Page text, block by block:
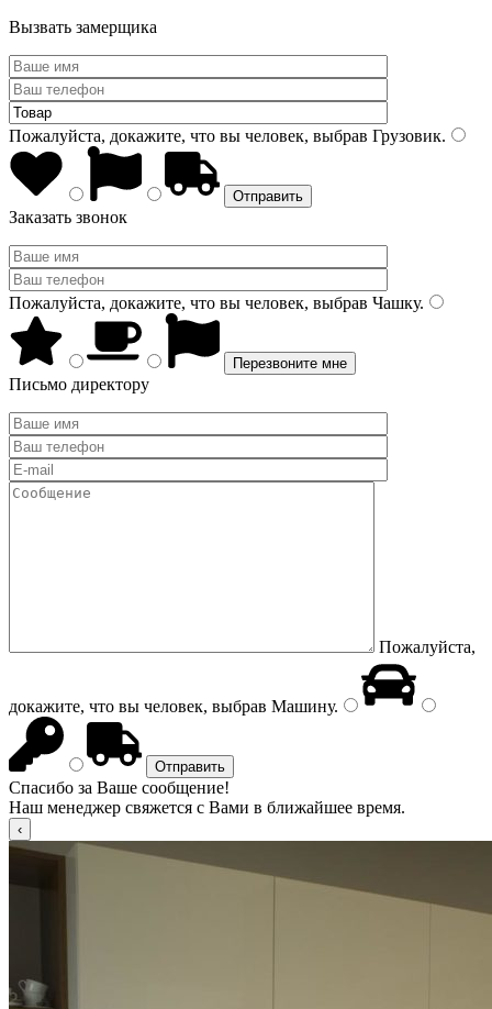
Вызвать замерщика
Пожалуйста, докажите, что вы человек, выбрав Грузовик.
Заказать звонок
Пожалуйста, докажите, что вы человек, выбрав Чашку.
Письмо директору
Пожалуйста,
докажите, что вы человек, выбрав Машину.
Спасибо за Ваше сообщение!
Наш менеджер свяжется с Вами в ближайшее время.